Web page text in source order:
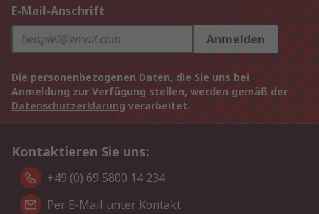
E-Mail-Anschrift
Anmelden
Die personenbezogenen Daten, die Sie uns bei
Anmeldung zur Verfügung stellen, werden gemäß der
Datenschutzerklärung verarbeitet.
Kontaktieren Sie uns:
+49 (0) 69 5800 14 234
Per E-Mail unter Kontakt